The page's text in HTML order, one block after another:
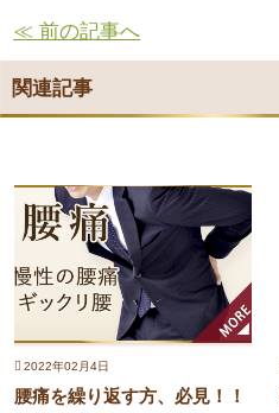
≪ 前の記事へ
関連記事
2022年02月4日
腰痛を繰り返す方、必見！！